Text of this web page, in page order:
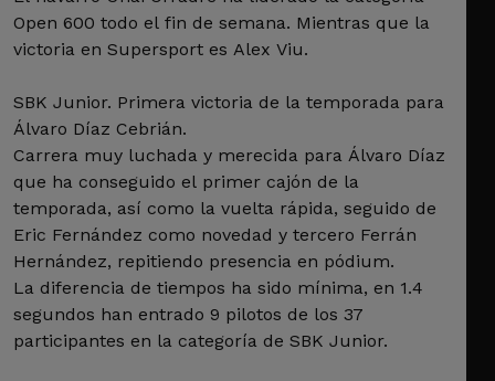
Open 600 todo el fin de semana. Mientras que la
victoria en Supersport es Alex Viu.
SBK Junior. Primera victoria de la temporada para
Álvaro Díaz Cebrián.
Carrera muy luchada y merecida para Álvaro Díaz
que ha conseguido el primer cajón de la
temporada, así como la vuelta rápida, seguido de
Eric Fernández como novedad y tercero Ferrán
Hernández, repitiendo presencia en pódium.
La diferencia de tiempos ha sido mínima, en 1.4
segundos han entrado 9 pilotos de los 37
participantes en la categoría de SBK Junior.